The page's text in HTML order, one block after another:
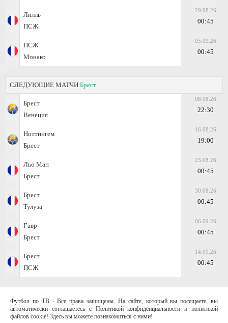
Лилль
ПСЖ
29.08.26
00:45
ПСЖ
Монако
05.09.26
00:45
СЛЕДУЮЩИЕ МАТЧИ Брест
Брест
Венеция
08.08.26
22:30
Ноттингем
Брест
16.08.26
19:00
Льо Ман
Брест
23.08.26
00:45
Брест
Тулуза
30.08.26
00:45
Гавр
Брест
06.09.26
00:45
Брест
ПСЖ
14.09.26
00:45
Футбол по ТВ - Все права защищены. На сайте, который вы посещаете, вы
автоматически соглашаетесь с Политикой конфиденциальности и политикой
файлов cookie! Здесь вы можете познакомиться с ними!